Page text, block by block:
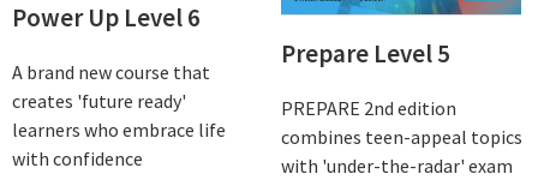
Power Up Level 6
A brand new course that
creates 'future ready'
learners who embrace life
with confidence
Prepare Level 5
PREPARE 2nd edition
combines teen-appeal topics
with 'under-the-radar' exam